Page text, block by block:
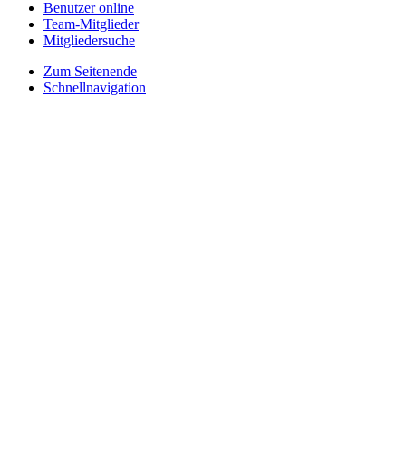
Benutzer online
Team-Mitglieder
Mitgliedersuche
Zum Seitenende
Schnellnavigation